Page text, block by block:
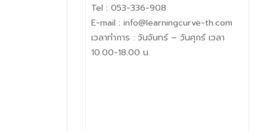
Tel : 053-336-908
E-mail : info@learningcurve-th.com
เวลาทำการ : วันจันทร์ – วันศุกร์ เวลา
10.00-18.00 น.